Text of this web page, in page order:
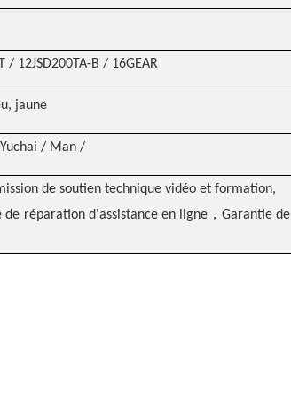
/ 12JSD200TA-B / 16GEAR
jaune
/ Man /
de soutien technique vidéo et formation,
réparation d'assistance en ligne， Garantie de